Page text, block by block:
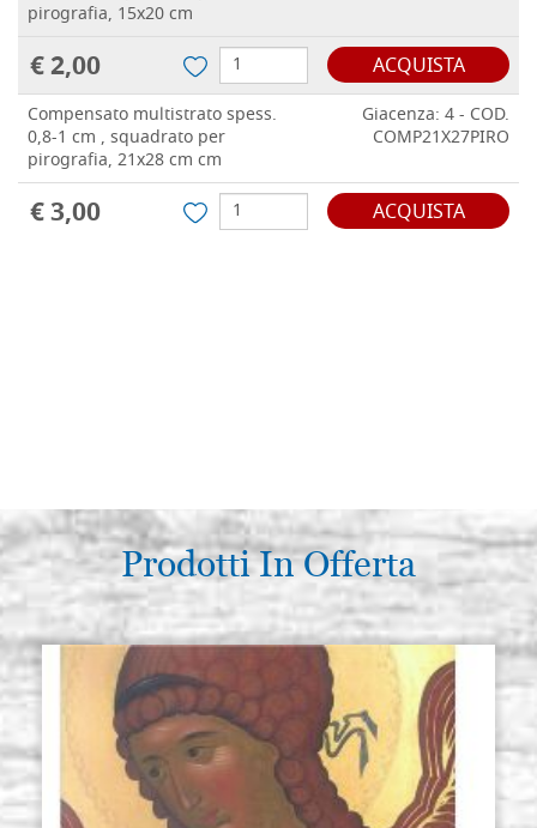
pirografia, 15x20 cm
€ 2,00 ACQUISTA
Compensato multistrato spess.
0,8-1 cm , squadrato per
pirografia, 21x28 cm cm
Giacenza: 4 - COD.
COMP21X27PIRO
€ 3,00 ACQUISTA
Prodotti In Offerta